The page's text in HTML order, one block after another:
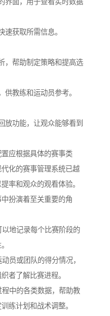
界面，用于查看实时数据
获取所需信息。
，帮助制定策略和提高选
教练和运动员参考。
放功能，让观众能够看到
应根据具体的赛事类
化的赛事管理系统已越
率和观众的观看体验。
扮演着至关重要的角
地记录每个比赛阶段的
员或团队的得分情况，
者了解比赛进程。
中的各类数据，帮助教
练计划和战术调整。